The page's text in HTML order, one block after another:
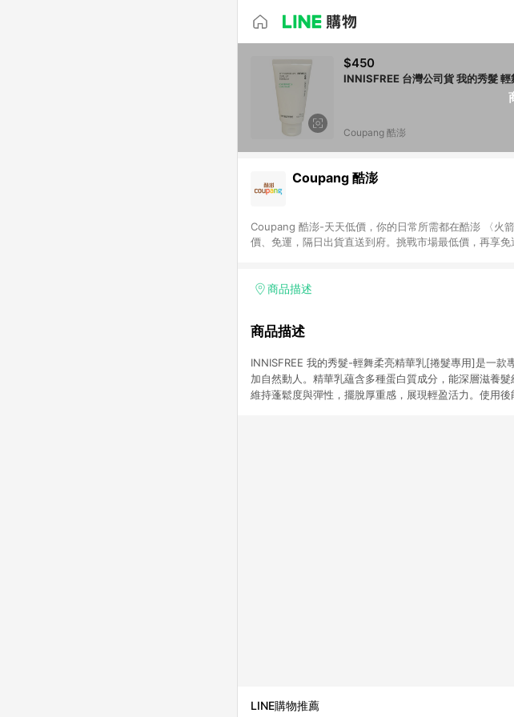
$450
Coupang 酷澎
Coupang 酷澎
Coupang 酷澎-天天低價，你的日常所需都在酷澎 〈火
價、免運，隔日出貨直送到府。挑戰市場最低價，再享
商品描述
商品描述
INNISFREE 我的秀髮-輕舞柔亮精華乳[捲髮專用]是一
加自然動人。精華乳蘊含多種蛋白質成分，能深層滋養
維持蓬鬆度與彈性，擺脫厚重感，展現輕盈活力。使用
LINE購物推薦